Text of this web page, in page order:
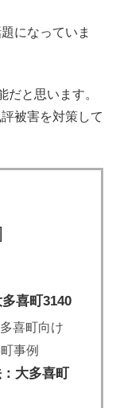
になっていま
だと思います。
被害を対策して
喜町3140
喜町向け
事例
大多喜町